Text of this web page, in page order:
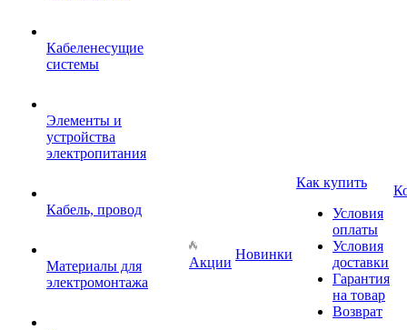
Кабеленесущие
системы
Элементы и
устройства
электропитания
Кабель, провод
Материалы для
электромонтажа
Акции
Новинки
Как купить
Условия
оплаты
Условия
доставки
Гарантия
на товар
Возврат